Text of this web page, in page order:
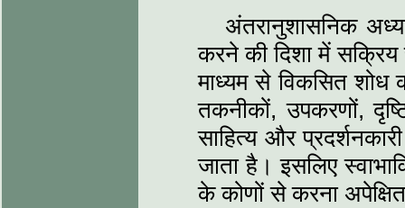
अंतरानुशासनिक
करने की दिशा में सक्रिय
माध्यम से विकसित शोध
तकनीकों, उपकरणों,
साहित्य और
जाता है। इसलिए
के कोणों से करना